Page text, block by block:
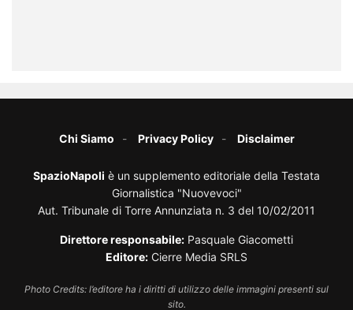
Chi Siamo Privacy Policy Disclaimer
SpazioNapoli è un supplemento editoriale della Testata
Giornalistica "Nuovevoci"
Aut. Tribunale di Torre Annunziata n. 3 del 10/02/2011
Direttore responsabile: Pasquale Giacometti
Editore: Cierre Media SRLS
Photo Credits: l’editore ha i diritti di utilizzo delle immagini presenti sul
sito.